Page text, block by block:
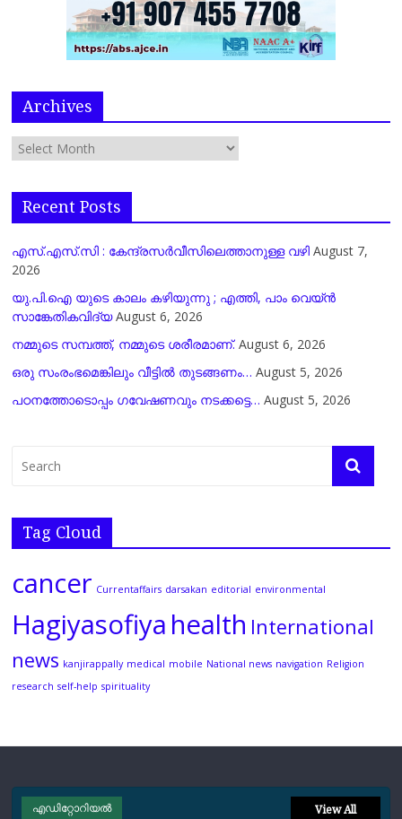
Archives
Recent Posts
എസ്.എസ്.സി : കേന്ദ്രസർവീസിലെത്താനുള്ള വഴി August 7,
2026
യു.പി.ഐ യുടെ കാലം കഴിയുന്നു ; എത്തി, പാം വെയ്ൻ
സാങ്കേതികവിദ്യ August 6, 2026
നമ്മുടെ സമ്പത്ത്, നമ്മുടെ ശരീരമാണ്. August 6, 2026
ഒരു സംരംഭമെങ്കിലും വീട്ടിൽ തുടങ്ങണം… August 5, 2026
പഠനത്തോടൊപ്പം ഗവേഷണവും നടക്കട്ടെ… August 5, 2026
Tag Cloud
cancer Currentaffairs darsakan editorial environmental
Hagiyasofiya health International
news kanjirappally medical mobile National news navigation Religion
research self-help spirituality
എഡിറ്റോറിയല്‍ View All